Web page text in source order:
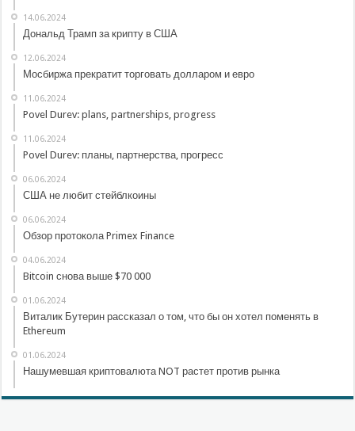
14.06.2024
Дональд Трамп за крипту в США
12.06.2024
Мосбиржа прекратит торговать долларом и евро
11.06.2024
Povel Durev: plans, partnerships, progress
11.06.2024
Povel Durev: планы, партнерства, прогресс
06.06.2024
США не любит стейблкоины
06.06.2024
Обзор протокола Primex Finance
04.06.2024
Bitcoin снова выше $70 000
01.06.2024
Виталик Бутерин рассказал о том, что бы он хотел поменять в
Ethereum
01.06.2024
Нашумевшая криптовалюта NOT растет против рынка